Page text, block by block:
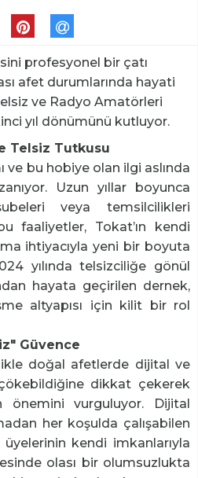
profesyonel bir çatı
afet durumlarında hayati
ve Radyo Amatörleri
yıl dönümünü kutluyor.
Telsiz Tutkusu
ve bu hobiye olan ilgi aslında
Uzun yıllar boyunca
veya temsilcilikleri
faaliyetler, Tokat’ın kendi
ihtiyacıyla yeni bir boyuta
yılında telsizciliğe gönül
hayata geçirilen dernek,
altyapısı için kilit bir rol
Güvence
doğal afetlerde dijital ve
dikkat çekerek
önemini vurguluyor. Dijital
her koşulda çalışabilen
kendi imkanlarıyla
olası bir olumsuzlukta